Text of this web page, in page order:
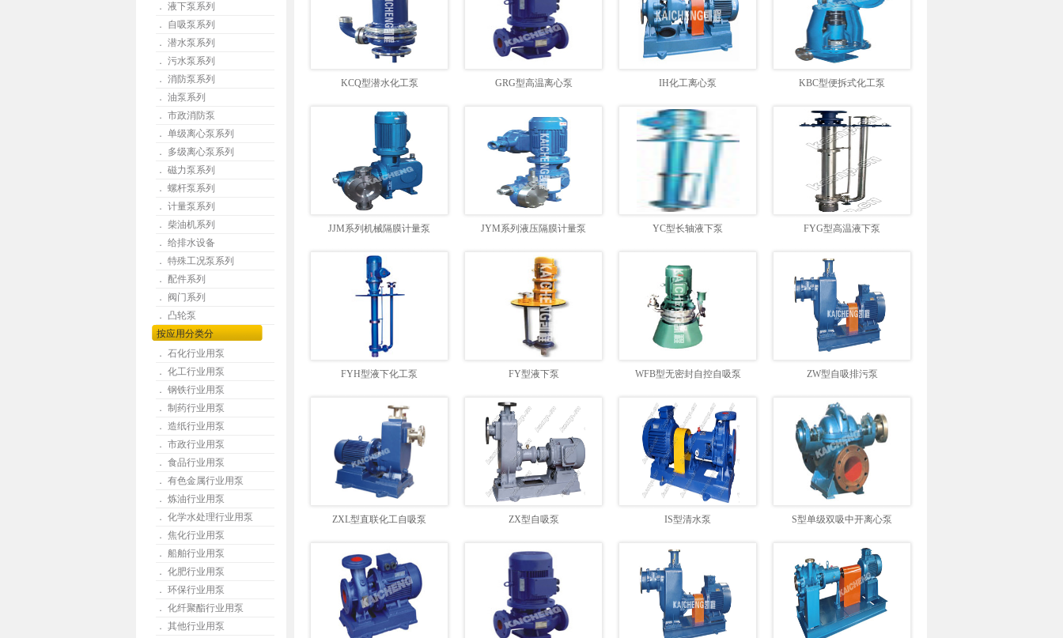
． 液下泵系列
． 自吸泵系列
． 潜水泵系列
． 污水泵系列
． 消防泵系列
． 油泵系列
． 市政消防泵
． 单级离心泵系列
． 多级离心泵系列
． 磁力泵系列
． 螺杆泵系列
． 计量泵系列
． 柴油机系列
． 给排水设备
． 特殊工况泵系列
． 配件系列
． 阀门系列
． 凸轮泵
按应用分类分
． 石化行业用泵
． 化工行业用泵
． 钢铁行业用泵
． 制药行业用泵
． 造纸行业用泵
． 市政行业用泵
． 食品行业用泵
． 有色金属行业用泵
． 炼油行业用泵
． 化学水处理行业用泵
． 焦化行业用泵
． 船舶行业用泵
． 化肥行业用泵
． 环保行业用泵
． 化纤聚酯行业用泵
． 其他行业用泵
KCQ型潜水化工泵 GRG型高温离心泵 IH化工离心泵 KBC型便拆式化工泵
JJM系列机械隔膜计量泵 JYM系列液压隔膜计量泵 YC型长轴液下泵 FYG型高温液下泵
FYH型液下化工泵 FY型液下泵 WFB型无密封自控自吸泵 ZW型自吸排污泵
ZXL型直联化工自吸泵 ZX型自吸泵 IS型清水泵 S型单级双吸中开离心泵